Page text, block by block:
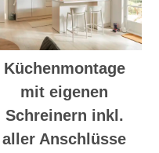
Küchenmontage
mit eigenen
Schreinern inkl.
aller Anschlüsse